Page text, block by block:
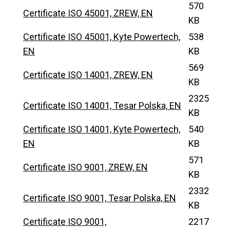
Certificate ISO 45001, ZREW, EN
570
KB
Certificate ISO 45001, Kyte Powertech,
EN
538
KB
Certificate ISO 14001, ZREW, EN
569
KB
Certificate ISO 14001, Tesar Polska, EN
2325
KB
Certificate ISO 14001, Kyte Powertech,
EN
540
KB
Certificate ISO 9001, ZREW, EN
571
KB
Certificate ISO 9001, Tesar Polska, EN
2332
KB
Certificate ISO 9001,
2217